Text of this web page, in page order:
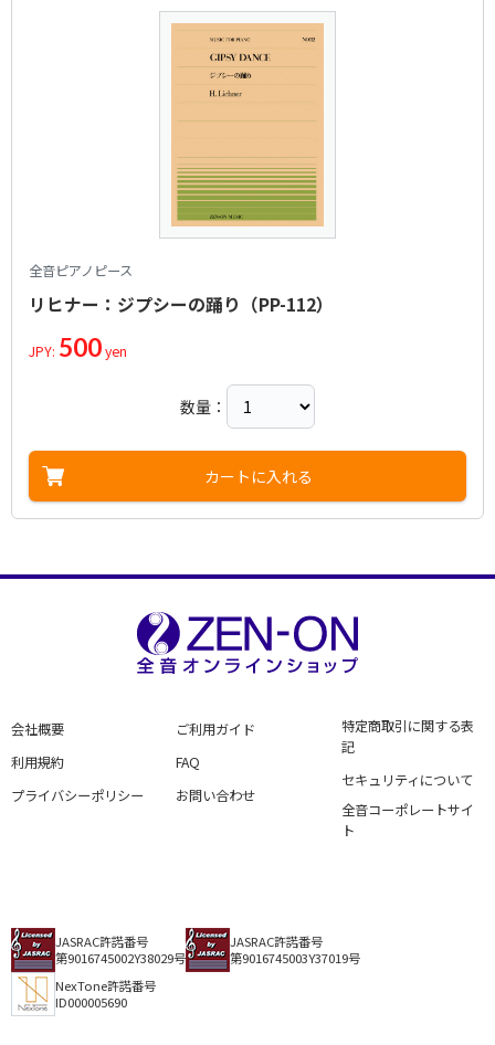
全音ピアノピース
リヒナー：ジプシーの踊り（PP-112）
JPY: 500yen
数量：
カートに入れる
会社概要
利用規約
プライバシーポリシー
ご利用ガイド
FAQ
お問い合わせ
特定商取引に関する表
記
セキュリティについて
全音コーポレートサイ
ト
JASRAC許諾番号
第9016745002Y38029号
JASRAC許諾番号
第9016745003Y37019号
NexTone許諾番号
ID000005690